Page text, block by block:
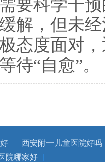
要科学干
解，但未
态度面对
待“自愈”。
|
西安附一儿童医院好吗
院哪家好 |